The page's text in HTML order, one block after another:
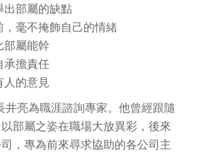
部屬的缺點
毫不掩飾自己的情緒
屬能幹
擔責任
的意見
亮為職涯諮詢專家。他曾經跟隨
部屬之姿在職場大放異彩，後來
，專為前來尋求協助的各公司主